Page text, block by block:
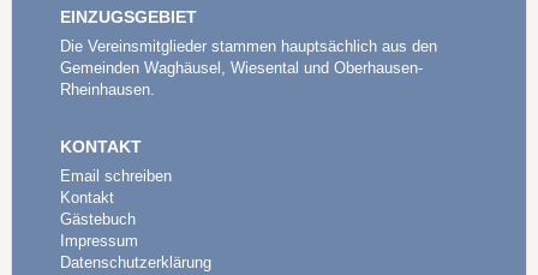
EINZUGSGEBIET
Die Vereinsmitglieder stammen hauptsächlich aus den
Gemeinden Waghäusel, Wiesental und Oberhausen-
Rheinhausen.
KONTAKT
Email schreiben
Kontakt
Gästebuch
Impressum
Datenschutzerklärung